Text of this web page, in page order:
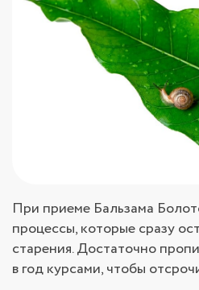
При приеме Бальзама
процессы, которые сразу
старения. Достаточно
в год курсами, чтобы